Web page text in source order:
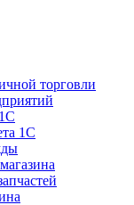
торговли
1C